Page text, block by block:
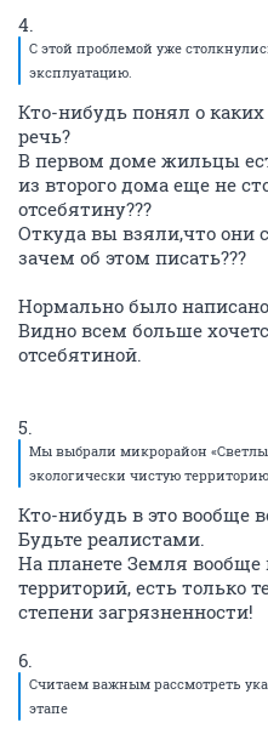
4.
С этой проблемой уже
эксплуатацию.
Кто-нибудь понял о
речь?
В первом доме жильцы
из второго дома еще не
отсебятину???
Откуда вы взяли,что они
зачем об этом писать???
Нормально было
Видно всем больше
отсебятиной.
5.
Мы выбрали микрорайон
экологически чистую территорию
Кто-нибудь в это вообще
Будьте реалистами.
На планете Земля вообще
территорий, есть только
степени загрязненности!
6.
Считаем важным рассмотреть
этапе